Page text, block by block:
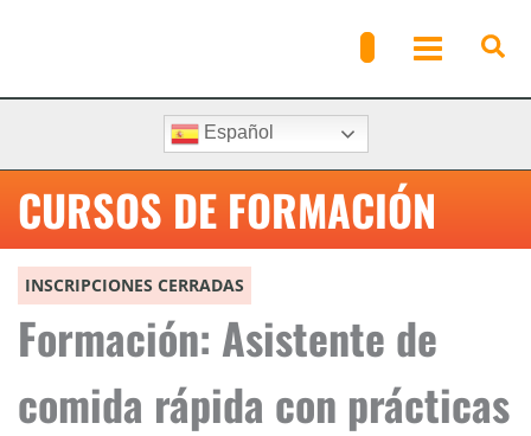
Español
CURSOS DE FORMACIÓN
INSCRIPCIONES CERRADAS
Formación: Asistente de
comida rápida con prácticas